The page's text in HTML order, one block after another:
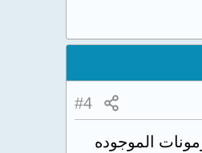
#4
الموجوده